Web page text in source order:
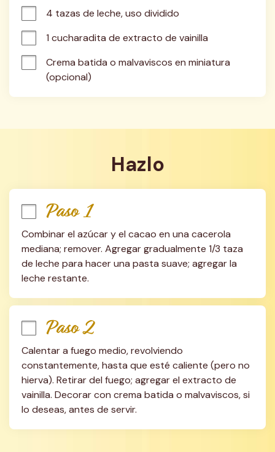
4 tazas de leche, uso dividido
1 cucharadita de extracto de vainilla
Crema batida o malvaviscos en miniatura
(opcional)
Hazlo
Paso 1
Combinar el azúcar y el cacao en una cacerola
mediana; remover. Agregar gradualmente 1/3 taza
de leche para hacer una pasta suave; agregar la
leche restante.
Paso 2
Calentar a fuego medio, revolviendo
constantemente, hasta que esté caliente (pero no
hierva). Retirar del fuego; agregar el extracto de
vainilla. Decorar con crema batida o malvaviscos, si
lo deseas, antes de servir.